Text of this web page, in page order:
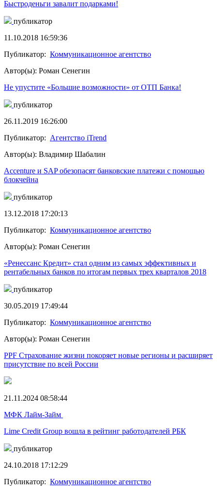
Быстроденьги завалит подарками!
публикатор
11.10.2018 16:59:36
Публикатор: Коммуникационное агентство
Автор(ы): Роман Сенегин
Не упустите «Большие возможности» от ОТП Банка!
публикатор
26.11.2019 16:26:00
Публикатор: Агентство iTrend
Автор(ы): Владимир Шабалин
Accenture и SAP обезопасят банковские платежи с помощью
блокчейна
публикатор
13.12.2018 17:20:13
Публикатор: Коммуникационное агентство
Автор(ы): Роман Сенегин
«Ренессанс Кредит» стал одним из самых эффективных и
рентабельных банков по итогам первых трех кварталов 2018
публикатор
30.05.2019 17:49:44
Публикатор: Коммуникационное агентство
Автор(ы): Роман Сенегин
PPF Страхование жизни покоряет новые регионы и расширяет
присутствие по всей России
21.11.2024 08:58:44
МФК Лайм-Займ
Lime Credit Group вошла в рейтинг работодателей РБК
публикатор
24.10.2018 17:12:29
Публикатор: Коммуникационное агентство